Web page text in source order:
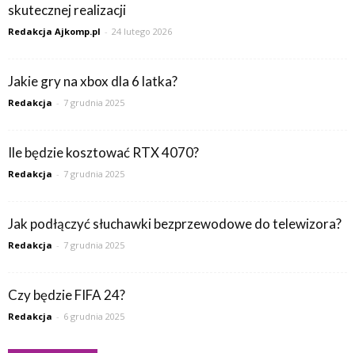
skutecznej realizacji
Redakcja Ajkomp.pl - 24 lutego 2026
Jakie gry na xbox dla 6 latka?
Redakcja - 7 grudnia 2025
Ile będzie kosztować RTX 4070?
Redakcja - 7 grudnia 2025
Jak podłączyć słuchawki bezprzewodowe do telewizora?
Redakcja - 7 grudnia 2025
Czy będzie FIFA 24?
Redakcja - 6 grudnia 2025